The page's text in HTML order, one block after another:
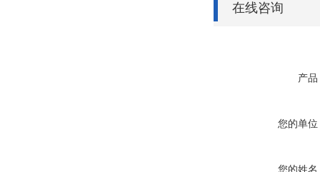
在线咨询
产品
您的单位
您的姓名